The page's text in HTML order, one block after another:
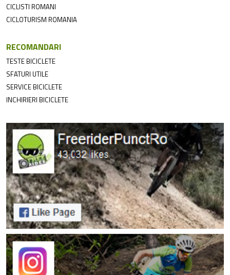
CICLISTI ROMANI
CICLOTURISM ROMANIA
RECOMANDARI
TESTE BICICLETE
SFATURI UTILE
SERVICE BICICLETE
INCHIRIERI BICICLETE